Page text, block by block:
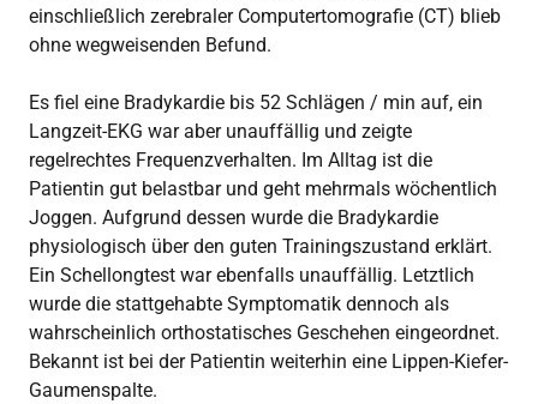
einschließlich zerebraler Computertomografie (CT) blieb
ohne wegweisenden Befund.
Es fiel eine Bradykardie bis 52 Schlägen / min auf, ein
Langzeit-EKG war aber unauffällig und zeigte
regelrechtes Frequenzverhalten. Im Alltag ist die
Patientin gut belastbar und geht mehrmals wöchentlich
Joggen. Aufgrund dessen wurde die Bradykardie
physiologisch über den guten Trainingszustand erklärt.
Ein Schellongtest war ebenfalls unauffällig. Letztlich
wurde die stattgehabte Symptomatik dennoch als
wahrscheinlich orthostatisches Geschehen eingeordnet.
Bekannt ist bei der Patientin weiterhin eine Lippen-Kiefer-
Gaumenspalte.